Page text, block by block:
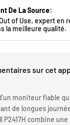
De La Source:
of Use, expert en
la meilleure qualité.
sur cet
moniteur fiable
de longues
P2417H combine